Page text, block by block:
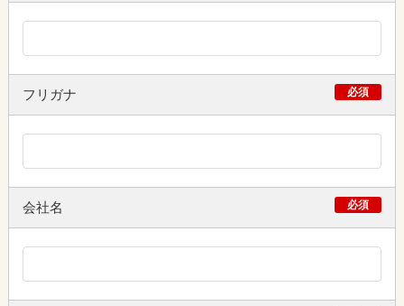
フリガナ 必須
会社名 必須